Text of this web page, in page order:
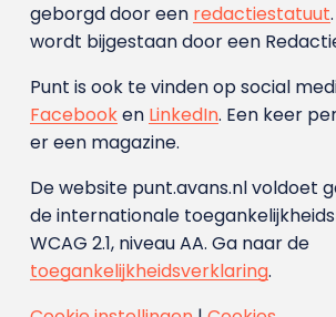
geborgd door een redactiestatuut
wordt bijgestaan door een
Punt is ook te vinden op social
Facebooken LinkedIn. Een keer
er een magazine.
De website punt.avans.nl voldoet
de internationale
WCAG 2.1, niveau AA. Ga naar de
toegankelijkheidsverklaring.